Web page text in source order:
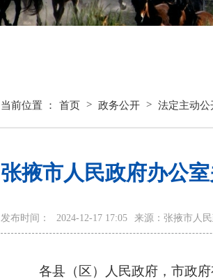
当前位置 ： 首页 > 政务公开 > 法定主动公
张掖市人民政府办公
发布时间： 2024-12-17 17:05 来源：张掖市人
各县（区）人民政府，市政